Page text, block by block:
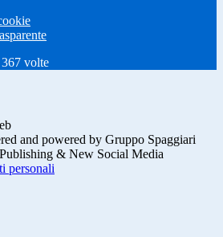
367 volte
and powered by Gruppo Spaggiari
& New Social Media
personali